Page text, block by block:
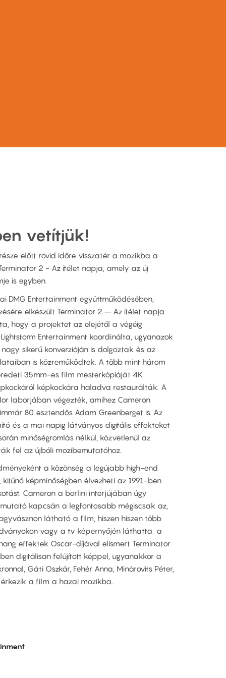
vetítjük!
előtt rövid időre visszatér a mozikba a
2 - Az ítélet napja, amely az új
is egyben.
DMG Entertainment együttműködésében,
elkészült Terminator 2 – Az ítélet napja
hogy a projektet az elejétől a végéig
Entertainment koordinálta, ugyanazok
sikerű konverzióján is dolgoztak és az
is közreműködtek. A több mint három
35mm-es film mesterkópiáját 4K
képkockára haladva restaurálták. A
laborjában végezték, amihez Cameron
80 esztendős Adam Greenberget is. Az
és a mai napig látványos digitális effekteket
minőségromlás nélkül, közvetlenül az
fel az újbóli mozibemutatóhoz.
a közönség a legújabb high-end
képminőségben élvezheti az 1991-ben
Cameron a berlini interjújában úgy
kapcsán a legfontosabb mégiscsak az,
látható a film, hiszen hiszen több
vagy a tv képernyőjén láthatta a
effektek Oscar-díjával elismert Terminator
digitálisan felújított képpel, ugyanakkor a
Gáti Oszkár, Fehér Anna, Minárovits Péter,
a film a hazai mozikba.